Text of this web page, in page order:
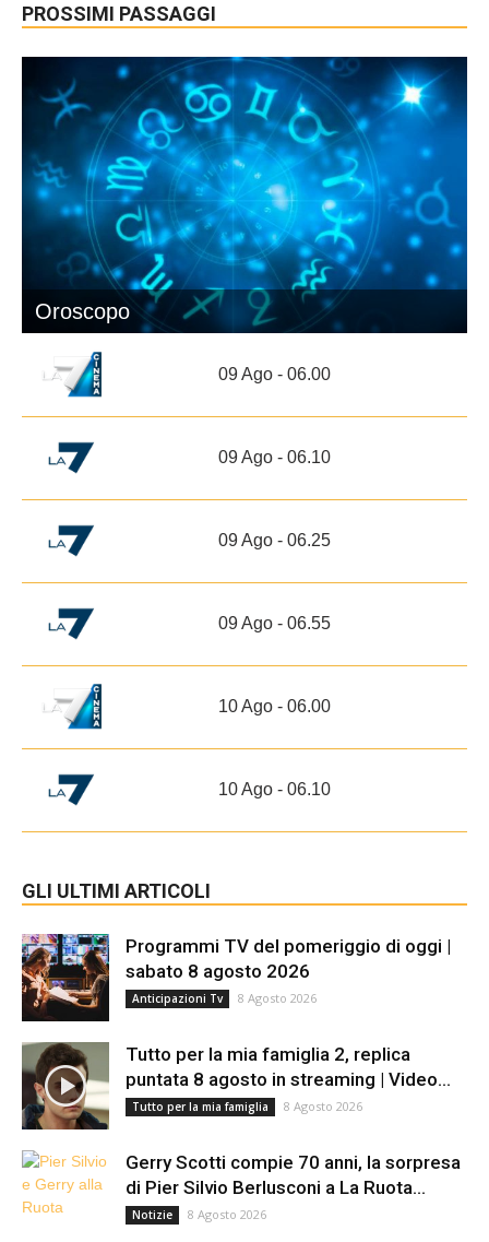
PROSSIMI PASSAGGI
Oroscopo
09 Ago - 06.00
09 Ago - 06.10
09 Ago - 06.25
09 Ago - 06.55
10 Ago - 06.00
10 Ago - 06.10
GLI ULTIMI ARTICOLI
Programmi TV del pomeriggio di oggi |
sabato 8 agosto 2026
Anticipazioni Tv 8 Agosto 2026
Tutto per la mia famiglia 2, replica
puntata 8 agosto in streaming | Video...
Tutto per la mia famiglia 8 Agosto 2026
Gerry Scotti compie 70 anni, la sorpresa
di Pier Silvio Berlusconi a La Ruota...
Notizie 8 Agosto 2026